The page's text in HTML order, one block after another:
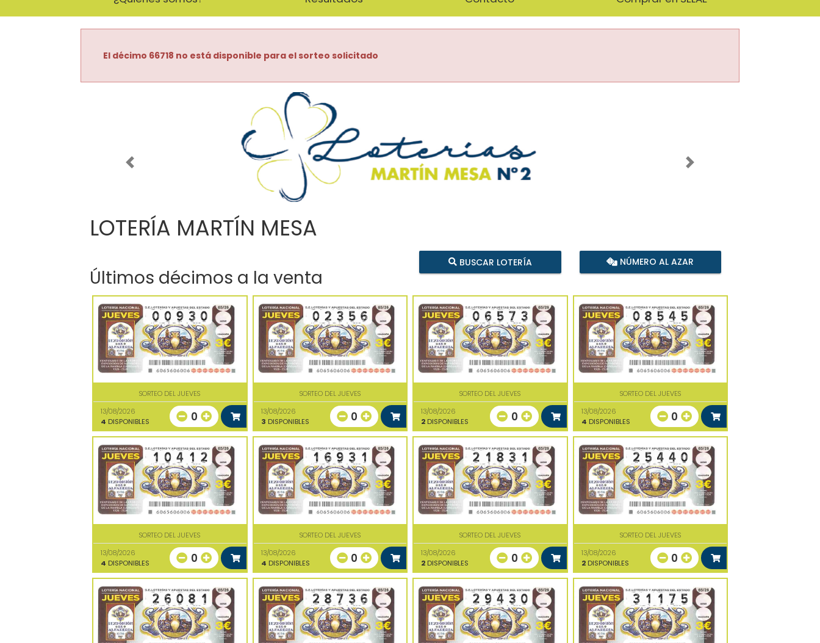
El décimo 66718 no está disponible para el sorteo solicitado
Imagen anterior Imagen siguiente
LOTERÍA MARTÍN MESA
Últimos décimos a la venta
BUSCAR LOTERÍA NÚMERO AL AZAR
SORTEO DEL JUEVES
13/08/2026
4 DISPONIBLES 0
SORTEO DEL JUEVES
13/08/2026
3 DISPONIBLES 0
SORTEO DEL JUEVES
13/08/2026
2 DISPONIBLES 0
SORTEO DEL JUEVES
13/08/2026
4 DISPONIBLES 0
SORTEO DEL JUEVES
13/08/2026
4 DISPONIBLES 0
SORTEO DEL JUEVES
13/08/2026
4 DISPONIBLES 0
SORTEO DEL JUEVES
13/08/2026
2 DISPONIBLES 0
SORTEO DEL JUEVES
13/08/2026
2DISPONIBLES 0